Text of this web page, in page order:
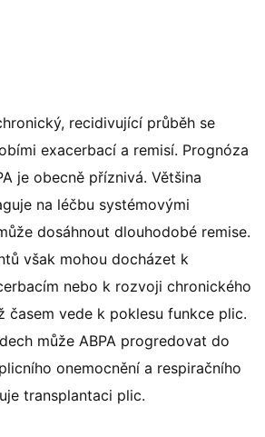
recidivující průběh se
exacerbací a remisí. Prognóza
je obecně příznivá. Většina
na léčbu systémovými
dosáhnout dlouhodobé remise.
však mohou docházet k
nebo k rozvoji chronického
časem vede k poklesu funkce plic.
může ABPA progredovat do
onemocnění a respiračního
transplantaci plic.